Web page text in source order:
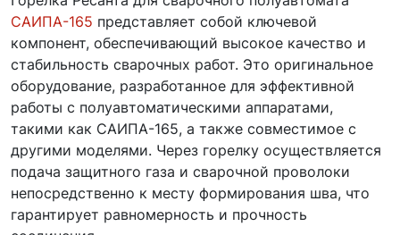
САИПА-165 представляет собой ключевой
компонент, обеспечивающий высокое качество и
стабильность сварочных работ. Это оригинальное
оборудование, разработанное для эффективной
работы с полуавтоматическими аппаратами,
такими как САИПА-165, а также совместимое с
другими моделями. Через горелку осуществляется
подача защитного газа и сварочной проволоки
непосредственно к месту формирования шва, что
гарантирует равномерность и прочность